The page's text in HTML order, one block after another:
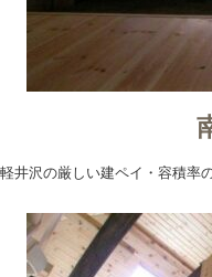
軽井沢の厳しい建ペイ・容積率